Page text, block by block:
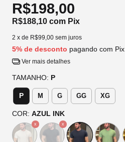
R$198,00
R$188,10 com Pix
2 x de R$99,00 sem juros
5% de desconto pagando com Pix
Ver mais detalhes
TAMANHO: P
P M G GG XG
COR: AZUL INK